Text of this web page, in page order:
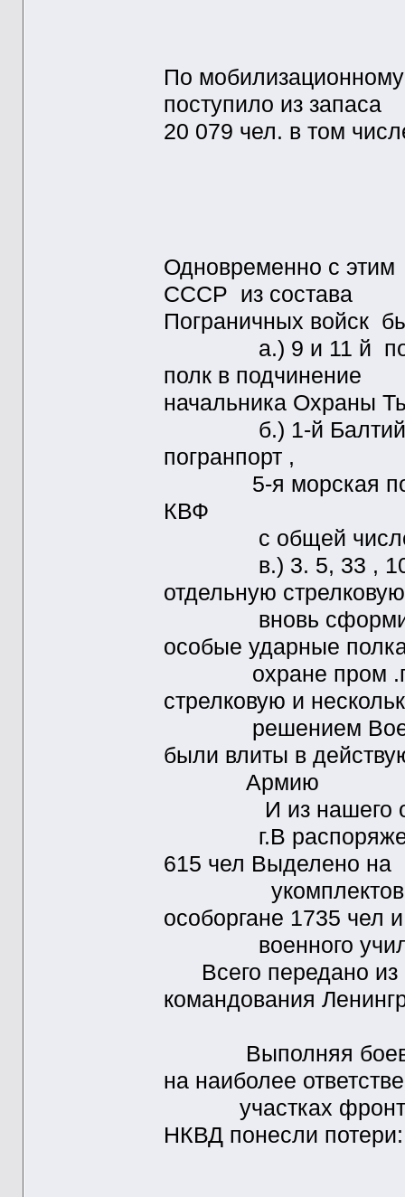
По
поступило из запаса
20 079 чел. в том
Одновременно с
СССР из состава
Пограничных войск
а.) 9 и 11 й
полк в подчинение
начальника Охраны
б.) 1-й Балтийский
погранпорт ,
5-я морская
КВФ
с общей
в.) 3. 5, 33 , 102,
отдельную
вновь
особые ударные
охране пром
стрелковую и
решением
были влиты в
Армию
И из нашего
г.В
615 чел Выделено на
особоргане 1735 чел
военного
Всего передано из
командования
Выполняя боевые
на наиболее
участках фронта ,
НКВД понесли потери: